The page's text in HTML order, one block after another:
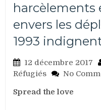
envers les
1993
12 décembre 2017
Réfugiés
No
Spread the love